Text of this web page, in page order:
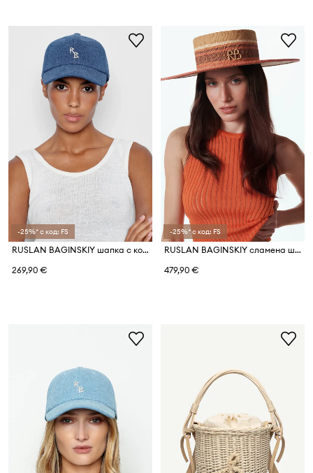
-25%* с код: FS
RUSLAN BAGINSKIY шапка с козирка дамска от деним
269,90 €
-25%* с код: FS
RUSLAN BAGINSKIY сламена шапка дамска от сплетена материя Canotier Hat
479,90 €